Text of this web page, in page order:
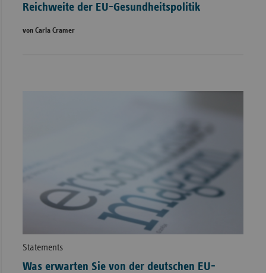
Reichweite der EU-Gesundheitspolitik
von Carla Cramer
Statements
Was erwarten Sie von der deutschen EU-